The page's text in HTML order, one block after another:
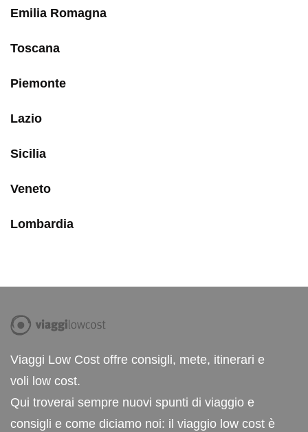
Emilia Romagna
Toscana
Piemonte
Lazio
Sicilia
Veneto
Lombardia
Viaggi Low Cost offre consigli, mete, itinerari e
voli low cost.
Qui troverai sempre nuovi spunti di viaggio e
consigli e come diciamo noi: il viaggio low cost è